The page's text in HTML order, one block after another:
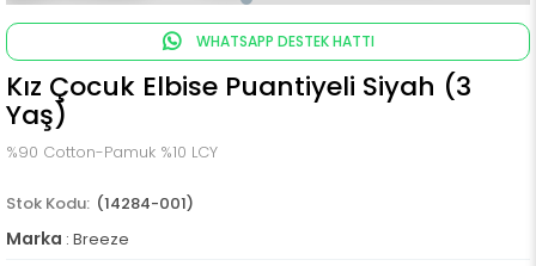
WHATSAPP DESTEK HATTI
Kız Çocuk Elbise Puantiyeli Siyah (3
Yaş)
%90 Cotton-Pamuk %10 LCY
(14284-001)
Marka : Breeze